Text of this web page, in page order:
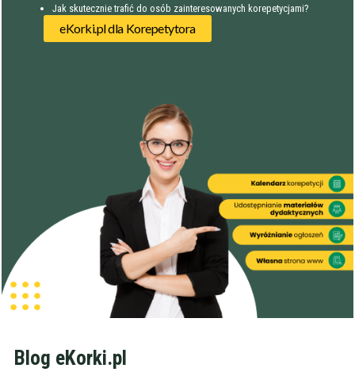
Jak skutecznie trafić do osób zainteresowanych korepetycjami?
eKorki.pl dla Korepetytora
Blog eKorki.pl